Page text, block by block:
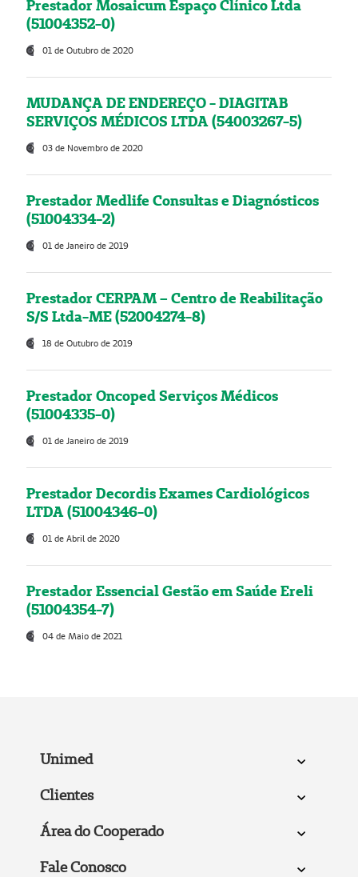
Prestador Mosaicum Espaço Clínico Ltda
(51004352-0)
01 de Outubro de 2020
MUDANÇA DE ENDEREÇO - DIAGITAB
SERVIÇOS MÉDICOS LTDA (54003267-5)
03 de Novembro de 2020
Prestador Medlife Consultas e Diagnósticos
(51004334-2)
01 de Janeiro de 2019
Prestador CERPAM – Centro de Reabilitação
S/S Ltda-ME (52004274-8)
18 de Outubro de 2019
Prestador Oncoped Serviços Médicos
(51004335-0)
01 de Janeiro de 2019
Prestador Decordis Exames Cardiológicos
LTDA (51004346-0)
01 de Abril de 2020
Prestador Essencial Gestão em Saúde Ereli
(51004354-7)
04 de Maio de 2021
Unimed
Clientes
Área do Cooperado
Fale Conosco